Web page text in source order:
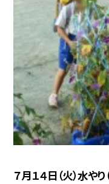
７月１４日（火）水やり